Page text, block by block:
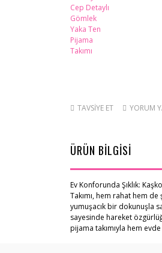
TAVSİYE ET YORUM
ÜRÜN BİLGİSİ
Ev Konforunda Şıklık:
Takımı, hem rahat hem
yumuşacık bir dokunuşla
sayesinde hareket
pijama takımıyla hem